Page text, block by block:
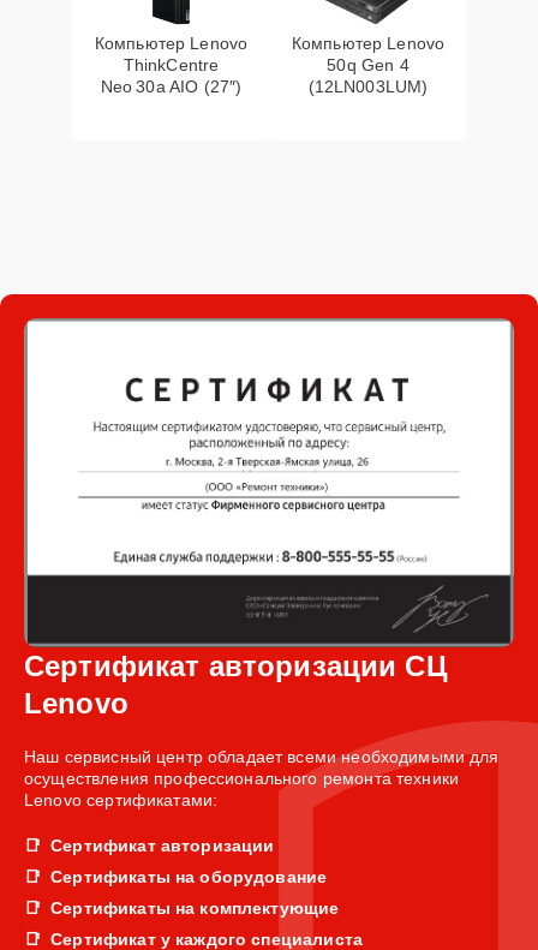
Компьютер Lenovo
ThinkCentre
Neo 30a AIO (27″)
Компьютер Lenovo
50q Gen 4
(12LN003LUM)
Сертификат авторизации СЦ
Lenovo
Наш сервисный центр обладает всеми необходимыми для
осуществления профессионального ремонта техники
Lenovo сертификатами:
Сертификат авторизации
Сертификаты на оборудование
Сертификаты на комплектующие
Сертификат у каждого специалиста